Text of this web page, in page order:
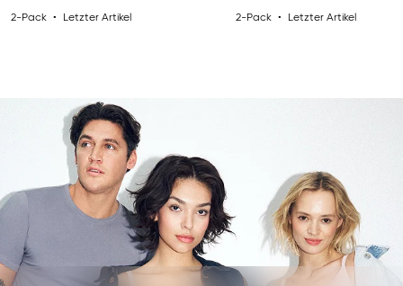
2-Pack Letzter Artikel 2-Pack Letzter Artikel